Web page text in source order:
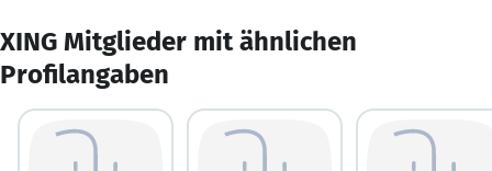
XING Mitglieder mit ähnlichen
Profilangaben